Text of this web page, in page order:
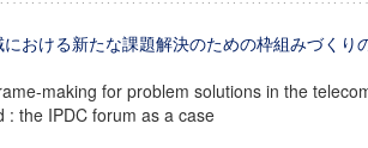
おける新たな課題解決のための枠組みづくり
making for problem solutions in the
: the IPDC forum as a case